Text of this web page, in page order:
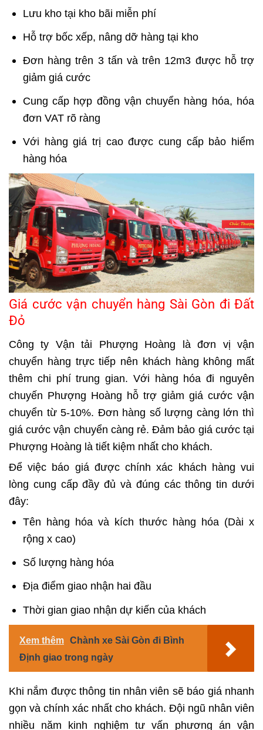
Lưu kho tại kho bãi miễn phí
Hỗ trợ bốc xếp, nâng dỡ hàng tại kho
Đơn hàng trên 3 tấn và trên 12m3 được hỗ trợ
giảm giá cước
Cung cấp hợp đồng vận chuyển hàng hóa, hóa
đơn VAT rõ ràng
Với hàng giá trị cao được cung cấp bảo hiểm
hàng hóa
Giá cước vận chuyển hàng Sài Gòn đi Đất
Đỏ
Công ty Vận tải Phượng Hoàng là đơn vị vận
chuyển hàng trực tiếp nên khách hàng không mất
thêm chi phí trung gian. Với hàng hóa đi nguyên
chuyến Phượng Hoàng hỗ trợ giảm giá cước vận
chuyển từ 5-10%. Đơn hàng số lượng càng lớn thì
giá cước vận chuyển càng rẻ. Đảm bảo giá cước tại
Phượng Hoàng là tiết kiệm nhất cho khách.
Để việc báo giá được chính xác khách hàng vui
lòng cung cấp đầy đủ và đúng các thông tin dưới
đây:
Tên hàng hóa và kích thước hàng hóa (Dài x
rộng x cao)
Số lượng hàng hóa
Địa điểm giao nhận hai đầu
Thời gian giao nhận dự kiến của khách
Xem thêm Chành xe Sài Gòn đi Bình
Định giao trong ngày
Khi nắm được thông tin nhân viên sẽ báo giá nhanh
gọn và chính xác nhất cho khách. Đội ngũ nhân viên
nhiều năm kinh nghiệm tư vấn phương án vận